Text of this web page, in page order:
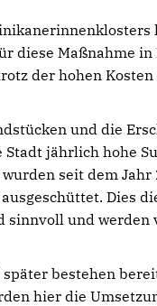
diese Maßnahme
der hohen
und die
jährlich hohe
seit dem
ausgeschüttet. Dies
sinnvoll und
bestehen
hier die